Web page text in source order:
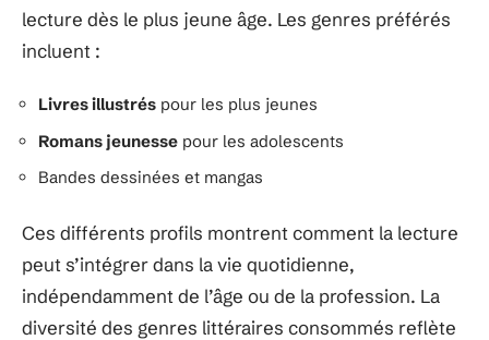
lecture dès le plus jeune âge. Les genres préférés
incluent :
Livres illustrés pour les plus jeunes
Romans jeunesse pour les adolescents
Bandes dessinées et mangas
Ces différents profils montrent comment la lecture
peut s’intégrer dans la vie quotidienne,
indépendamment de l’âge ou de la profession. La
diversité des genres littéraires consommés reflète